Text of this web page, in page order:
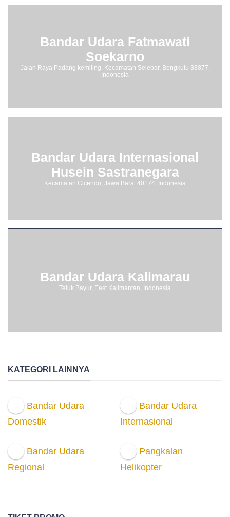
Bandar Udara Fatmawati
Soekarno
Jalan Raya Padang kemiling, Kecamatan Selebar, Bengkulu 38877,
Indonesia
Bandar Udara Internasional
Husein Sastranegara
Kecamatan Cicendo, Jawa Barat 40174, Indonesia
Bandar Udara Kalimarau
Teluk Bayur, East Kalimantan, Indonesia
KATEGORI LAINNYA
Bandar Udara
Domestik
Bandar Udara
Internasional
Bandar Udara
Regional
Pangkalan
Helikopter